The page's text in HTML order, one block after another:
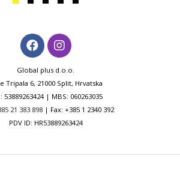
Global plus d.o.o.
Tripala 6, 21000 Split, Hrvatska
53889263424 | MBS: 060263035
21 383 898| Fax: +385 1 2340 392
PDV ID: HR53889263424